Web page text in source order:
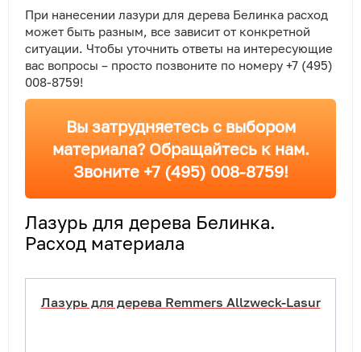
При нанесении лазури для дерева Белинка расход
может быть разным, все зависит от конкретной
ситуации. Чтобы уточнить ответы на интересующие
вас вопросы – просто позвоните по номеру +7 (495)
008-8759!
Вы затрудняетесь с выбором
материала? Обращайтесь к нам.
Звоните +7 (495) 008-8759!
Лазурь для дерева Белинка.
Расход материала
Лазурь для дерева Remmers Allzweck-Lasur